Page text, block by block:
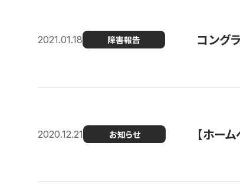
2021.01.18 障害報告 コング
2020.12.21 お知らせ 【ホー